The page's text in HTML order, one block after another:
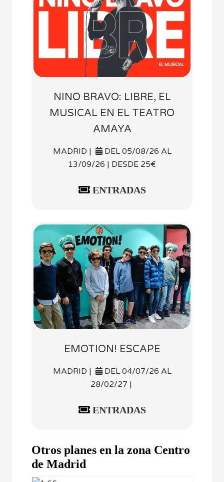
NINO BRAVO: LIBRE, EL
MUSICAL EN EL TEATRO
AMAYA
MADRID |
DEL 05/08/26 AL
13/09/26 | DESDE 25€
ENTRADAS
EMOTION! ESCAPE
MADRID |
DEL 04/07/26 AL
28/02/27 |
ENTRADAS
Otros planes en la zona Centro
de Madrid